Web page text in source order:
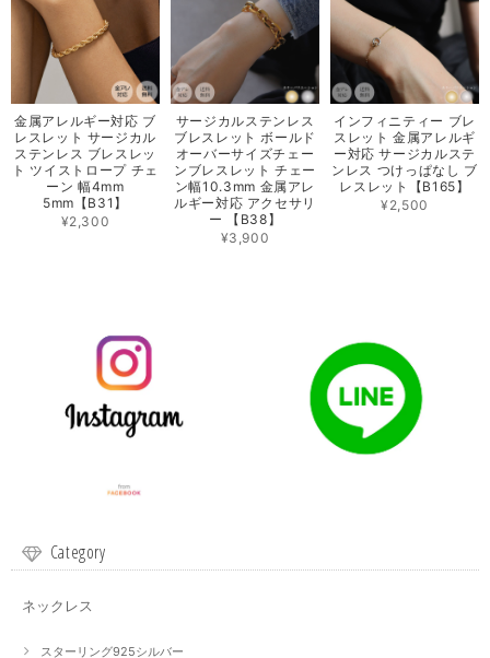
金属アレルギー対応 ブ
レスレット サージカル
ステンレス ブレスレッ
ト ツイストロープ チェ
ーン 幅4mm
5mm【B31】
¥2,300
サージカルステンレス
ブレスレット ボールド
オーバーサイズチェー
ンブレスレット チェー
ン幅10.3mm 金属アレ
ルギー対応 アクセサリ
ー 【B38】
¥3,900
インフィニティー ブレ
スレット 金属アレルギ
ー対応 サージカルステ
ンレス つけっぱなし ブ
レスレット【B165】
¥2,500
Category
ネックレス
スターリング925シルバー